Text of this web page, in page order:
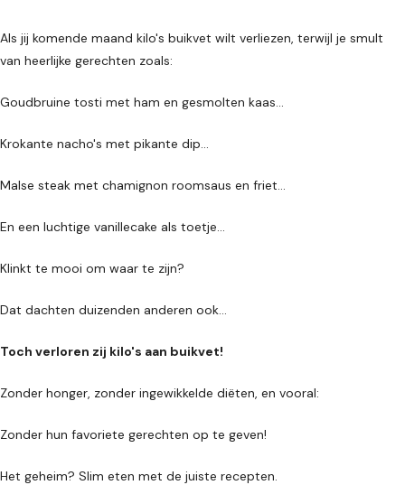
Als jij komende maand kilo's buikvet wilt verliezen, terwijl je smult
van heerlijke gerechten zoals:
Goudbruine tosti met ham en gesmolten kaas...
Krokante nacho's met pikante dip...
Malse steak met chamignon roomsaus en friet...
En een luchtige vanillecake als toetje...
Klinkt te mooi om waar te zijn?
Dat dachten duizenden anderen ook...
Toch verloren zij kilo's aan buikvet!
Zonder honger, zonder ingewikkelde diëten, en vooral:
Zonder hun favoriete gerechten op te geven!
Het geheim? Slim eten met de juiste recepten.